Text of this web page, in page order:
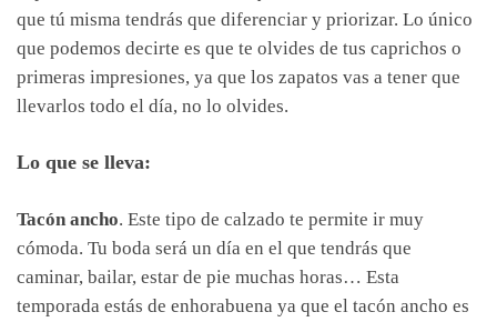
que tú misma tendrás que diferenciar y priorizar. Lo único
que podemos decirte es que te olvides de tus caprichos o
primeras impresiones, ya que los zapatos vas a tener que
llevarlos todo el día, no lo olvides.
Lo que se lleva:
Tacón ancho. Este tipo de calzado te permite ir muy
cómoda. Tu boda será un día en el que tendrás que
caminar, bailar, estar de pie muchas horas… Esta
temporada estás de enhorabuena ya que el tacón ancho es